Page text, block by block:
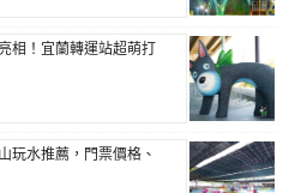
相！宜蘭轉運站超萌打
玩水推薦，門票價格、